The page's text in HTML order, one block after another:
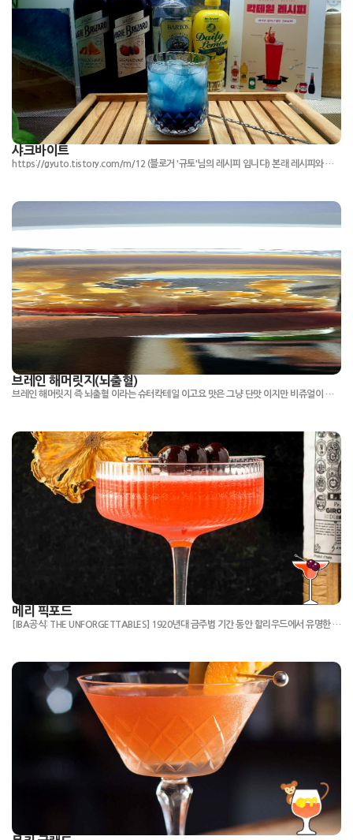
샤크바이트
https://gyuto.tistory.com/m/12 (블로거 '규토'님의 레시피 입니다) 본래 레시피와 다르게 소소한 변경점이 있으며, 럼은 말리부를 쓰지만 현재 바톤럼 밖에 없어서 코코넛 크림을 추가 해 봤습니다
브레인 해머릿지(뇌출혈)
브레인 해머릿지 즉 뇌출혈 이라는 슈터칵테일 이고요 맛은 그냥 단맛 이지만 비쥬얼이 특이한 칵테일 입니다 *드실땐 불을 완전히 끄시고 드시거나 꼭! 빨대로 드셔야됩니다* 4번에 있는 오버프루프럼 을 안넣으신분은 불을 안붙이셔도 됩니다
메리 픽포드
[IBA공식: THE UNFORGETTABLES] 1920년대 금주법 기간 동안 할리우드에서 유명한 배우였던 메리 픽포드(Mary Pickford)의 방문에서 영감을 받아 하바나의 Hotel Nacional de Cuba에서 칵테일이 탄생했습니다.